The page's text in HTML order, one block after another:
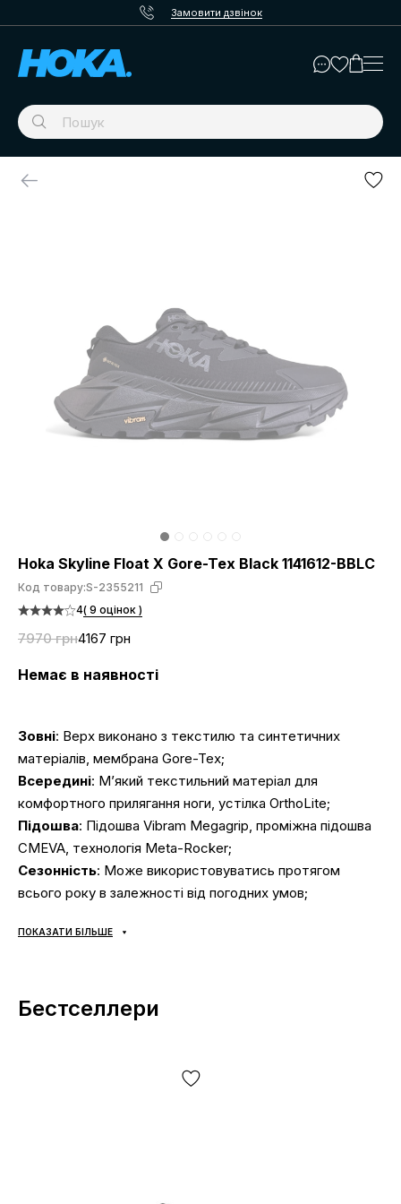
Замовити дзвінок
Hoka Skyline Float X Gore-Tex Black 1141612-BBLC
Код товару:S-2355211
4( 9 оцінок )
7970 грн4167 грн
Немає в наявності
Зовні: Верх виконано з текстилю та синтетичних
матеріалів, мембрана Gore-Tex;
Всередині: М’який текстильний матеріал для
комфортного прилягання ноги, устілка OrthoLite;
Підошва: Підошва Vibram Megagrip, проміжна підошва
CMEVA, технологія Meta-Rocker;
Сезонність: Може використовуватись протягом
всього року в залежності від погодних умов;
компанії «НОВА ПОШТА», жодних інших варіантів
доставки — не передбачено! Оплата здійснюється при
використання грошового переказу сплачується
ПОКАЗАТИ БІЛЬШЕ
Бестселлери